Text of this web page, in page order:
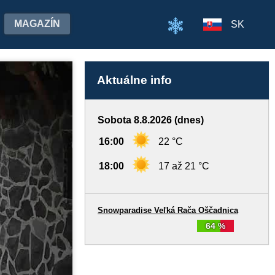
MAGAZÍN SK
Aktuálne info
Sobota 8.8.2026 (dnes)
16:00 22 °C
18:00 17 až 21 °C
64 %
Snowparadise Veľká Rača Oščadnica